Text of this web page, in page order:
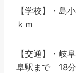
【学校】・
ｋｍ
【交通】・
阜駅まで 18